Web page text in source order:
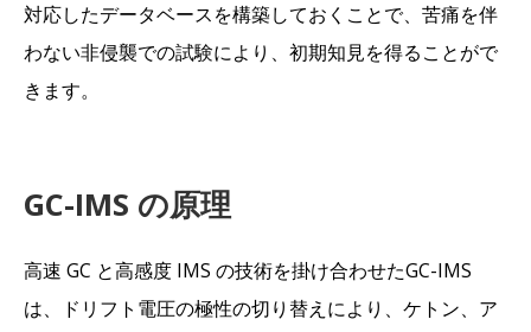
対応したデータベースを構築しておくことで、苦痛を伴
わない非侵襲での試験により、初期知見を得ることがで
きます。
GC-IMS の原理
高速 GC と高感度 IMS の技術を掛け合わせたGC-IMS
は、ドリフト電圧の極性の切り替えにより、ケトン、ア